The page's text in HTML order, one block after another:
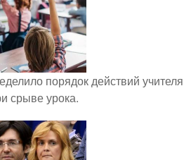
порядок действий учителя
срыве урока.